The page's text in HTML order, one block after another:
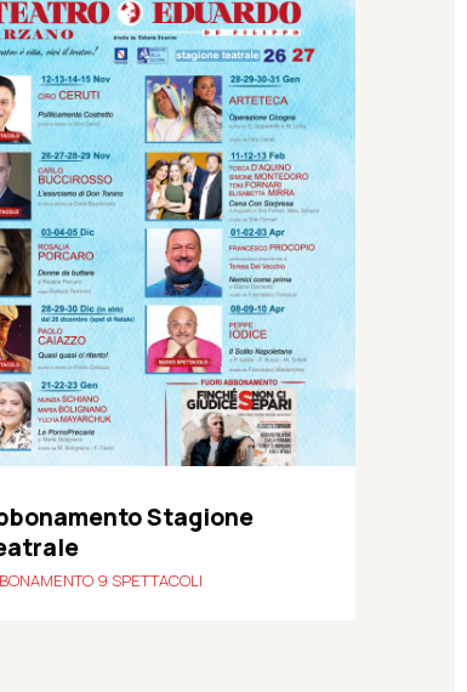
Stagione
9 SPETTACOLI